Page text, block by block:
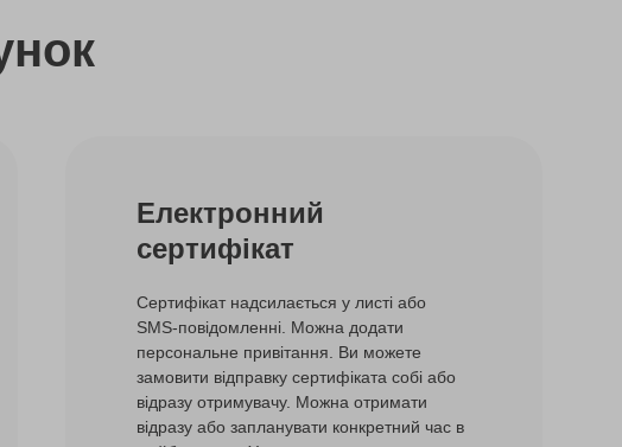
Електронний
сертифікат
Сертифікат надсилається у листі або
SMS-повідомленні. Можна додати
персональне привітання. Ви можете
замовити відправку сертифіката собі або
відразу отримувачу. Можна отримати
відразу або запланувати конкретний час в